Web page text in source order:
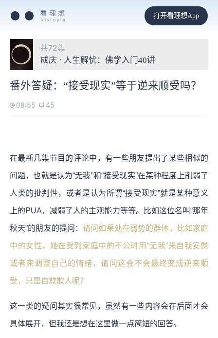
打开看理想App
共72集
成庆 · 人生解忧：佛学入门40讲
番外答疑：“接受现实”等于逆来顺受吗？
08:55 45
在最新几集节目的评论中，有一些朋友提出了某些相似的
问题，也就是认为“无我”和“接受现实”在某种程度上削弱了
人类的批判性，或者是认为所谓“接受现实”就是某种意义
上的PUA，减弱了人的主观能力等等。比如这位名叫“那年
秋天”的朋友的提问：请问如果处在弱势的群体，比如家庭
中的女性，她在受到家庭中的不公时用“无我”来自我安慰
或者来调整自己的情绪，请问这会不会最终变成逆来顺
受，只是自欺欺人呢？
这一类的疑问其实很常见，虽然有一些内容会在后面才会
具体展开，但我还是想在这里做一点简短的回答。